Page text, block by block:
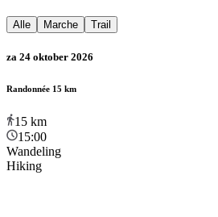
Alle Marche Trail
za 24 oktober 2026
Randonnée 15 km
15 km
15:00
Wandeling
Hiking